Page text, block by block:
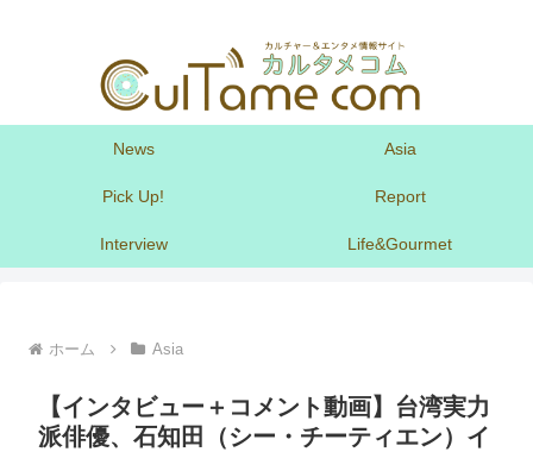
News Asia
Pick Up! Report
Interview Life&Gourmet
ホーム Asia
【インタビュー＋コメント動画】台湾実力
派俳優、石知田（シー・チーティエン）イ